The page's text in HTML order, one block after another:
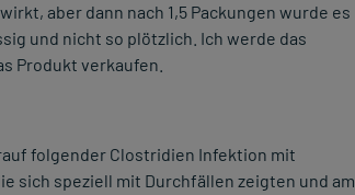
aber dann nach 1,5 Packungen wurde es
und nicht so plötzlich. Ich werde das
Produkt verkaufen.
folgender Clostridien Infektion mit
sich speziell mit Durchfällen zeigten und am